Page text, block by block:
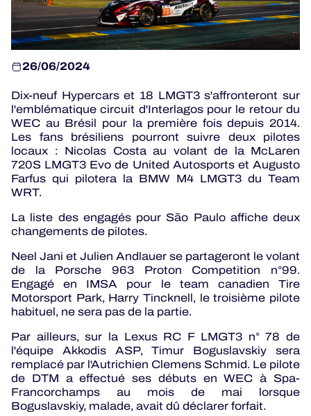
BILLETTERIE
24H LEMANS
ELMS
MLMC
ALMS
26/06/2024
Dix-neuf Hypercars et 18 LMGT3 s'affronteront sur
l'emblématique circuit d'Interlagos pour le retour du
WEC au Brésil pour la première fois depuis 2014.
Les fans brésiliens pourront suivre deux pilotes
locaux : Nicolas Costa au volant de la McLaren
720S LMGT3 Evo de United Autosports et Augusto
Farfus qui pilotera la BMW M4 LMGT3 du Team
WRT.
La liste des engagés pour São Paulo affiche deux
changements de pilotes.
Neel Jani et Julien Andlauer se partageront le volant
de la Porsche 963 Proton Competition n°99.
Engagé en IMSA pour le team canadien Tire
Motorsport Park, Harry Tincknell, le troisième pilote
habituel, ne sera pas de la partie.
Par ailleurs, sur la Lexus RC F LMGT3 n° 78 de
l'équipe Akkodis ASP, Timur Boguslavskiy sera
remplacé par l'Autrichien Clemens Schmid. Le pilote
de DTM a effectué ses débuts en WEC à Spa-
Francorchamps au mois de mai lorsque
Boguslavskiy, malade, avait dû déclarer forfait.